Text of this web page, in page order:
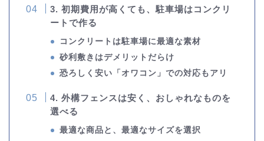
3. 初期費用が高くても、駐車場はコンクリ
ートで作る
コンクリートは駐車場に最適な素材
砂利敷きはデメリットだらけ
恐ろしく安い「オワコン」での対応もアリ
4. 外構フェンスは安く、おしゃれなものを
選べる
最適な商品と、最適なサイズを選択